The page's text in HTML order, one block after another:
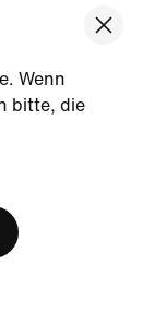
Wenn
bitte, die